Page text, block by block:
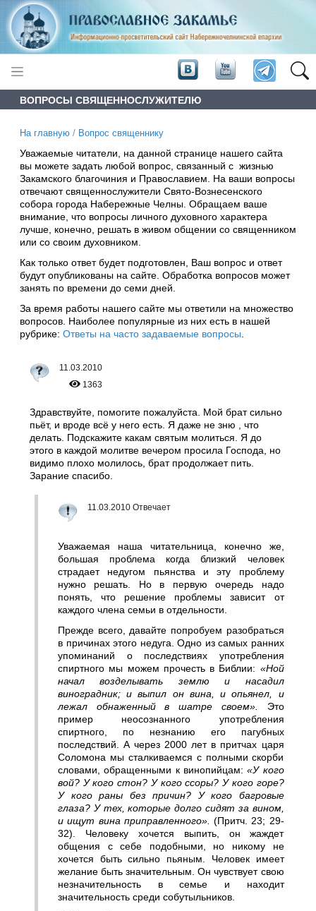
ВОПРОСЫ СВЯЩЕННОСЛУЖИТЕЛЮ
На главную / Вопрос священнику
Уважаемые читатели, на данной странице нашего сайта
вы можете задать любой вопрос, связанный с жизнью
Закамского благочиния и Православием. На ваши вопросы
отвечают священнослужители Свято-Вознесенского
собора города Набережные Челны. Обращаем ваше
внимание, что вопросы личного духовного характера
лучше, конечно, решать в живом общении со священником
или со своим духовником.
Как только ответ будет подготовлен, Ваш вопрос и ответ
будут опубликованы на сайте. Обработка вопросов может
занять по времени до семи дней.
За время работы нашего сайте мы ответили на множество
вопросов. Наиболее популярные из них есть в нашей
рубрике: Ответы на часто задаваемые вопросы
11.03.2010
1363
Здравствуйте, помогите пожалуйста. Мой брат сильно
пьёт, и вроде всё у него есть. Я даже не зню , что
делать. Подскажите какам святым молиться. Я до
этого в каждой молитве вечером просила Господа, но
видимо плохо молилось, брат продолжает пить.
Зарание спасибо.
11.03.2010 Отвечает
Уважаемая наша читательница, конечно же,
большая проблема когда близкий человек
страдает недугом пьянства и эту проблему
нужно решать. Но в первую очередь надо
понять, что решение проблемы зависит от
каждого члена семьи в отдельности.
Прежде всего, давайте попробуем разобраться
в причинах этого недуга. Одно из самых ранних
упоминаний о последствиях употребления
спиртного мы можем прочесть в Библии: «Ной
начал возделывать землю и насадил
виноградник; и выпил он вина, и опьянел, и
лежал обнаженный в шатре своем». Это
пример неосознанного употребления
спиртного, по незнанию его пагубных
последствий. А через 2000 лет в притчах царя
Соломона мы сталкиваемся с полными скорби
словами, обращенными к винопийцам:«У кого
вой? У кого стон? У кого ссоры? У кого горе?
У кого раны без причин? У кого багровые
глаза? У тех, которые долго сидят за вином,
и ищут вина приправленного». (Притч. 23; 29-
32). Человеку хочется выпить, он жаждет
общения с себе подобными, но никому не
хочется быть сильно пьяным. Человек имеет
желание быть значительным. Он чувствует свою
незначительность в семье и находит
значительность среди собутыльников.